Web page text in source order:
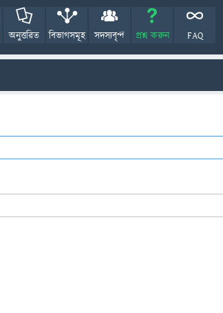
অনুত্তরিত বিভাগসমূহ সদস্যবৃন্দ প্রশ্ন করুন FAQ